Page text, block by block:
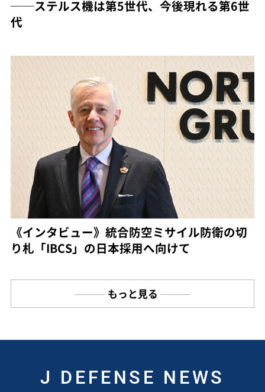
──ステルス機は第5世代、今後現れる第6世
代
《インタビュー》統合防空ミサイル防衛の切
り札「IBCS」の日本採用へ向けて
もっと見る
J DEFENSE NEWS